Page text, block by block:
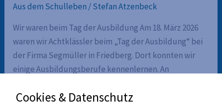
Aus dem Schulleben /Stefan Atzenbeck
Wir waren beim Tag der Ausbildung Am 18. März 2026
waren wir Achtklässler beim „Tag der Ausbildung“ bei
der Firma Segmüller in Friedberg. Dort konnten wir
einige Ausbildungsberufe kennenlernen. An
ausprobieren. Zum Beispiel haben wir einen
Cookies & Datenschutz